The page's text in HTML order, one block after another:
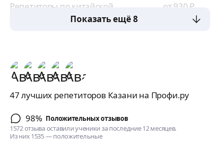
Репетиторы по китайской
от 930₽
за ч
Показать ещё 8
47 лучших репетиторов Казани на Профи.ру
98% Положительных отзывов
1572 отзыва оставили ученики за последние 12 месяцев.
Из них 1535 — положительные